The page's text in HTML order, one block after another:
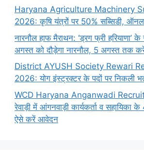
Haryana Agriculture Machinery
2026: कृषि यंत्रों पर 50% सब्सिडी,
नारनौल हाफ मैराथन: ‘ड्रग फ्री
अगस्त को दौड़ेगा नारनौल, 5 अगस्त तक
District AYUSH Society Rewari
2026: योग इंस्ट्रक्टर के पदों पर निकली
WCD Haryana Anganwadi
रेवाड़ी में आंगनवाड़ी कार्यकर्ता व सहायिका के
ऐसे करें आवेदन